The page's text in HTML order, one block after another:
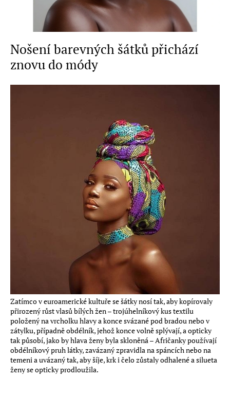
Nošení barevných šátků přichází
znovu do módy
Zatímco v euroamerické kultuře se šátky nosí tak, aby kopírovaly
přirozený růst vlasů bílých žen – trojúhelníkový kus textilu
položený na vrcholku hlavy a konce svázané pod bradou nebo v
zátylku, případně obdélník, jehož konce volně splývají, a opticky
tak působí, jako by hlava ženy byla skloněná – Afričanky používají
obdélníkový pruh látky, zavázaný zpravidla na spáncích nebo na
temeni a uvázaný tak, aby šíje, krk i čelo zůstaly odhalené a silueta
ženy se opticky prodloužila.